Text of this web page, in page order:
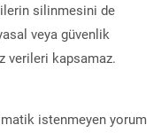
silinmesini de
veya güvenlik
verileri kapsamaz.
istenmeyen yorum